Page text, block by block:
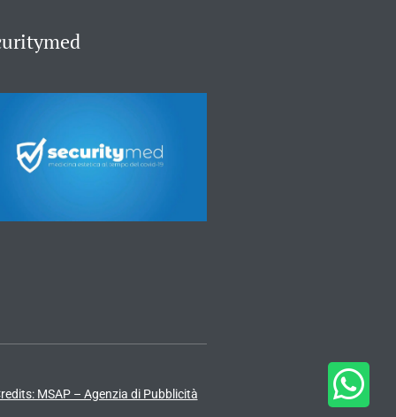
MSAP – Agenzia di Pubblicità